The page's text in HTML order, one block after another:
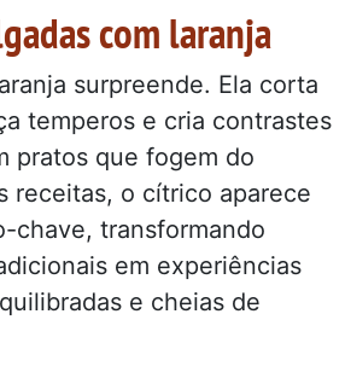
com laranja
surpreende. Ela corta
temperos e cria contrastes
pratos que fogem do
receitas, o cítrico aparece
chave, transformando
em experiências
e cheias de